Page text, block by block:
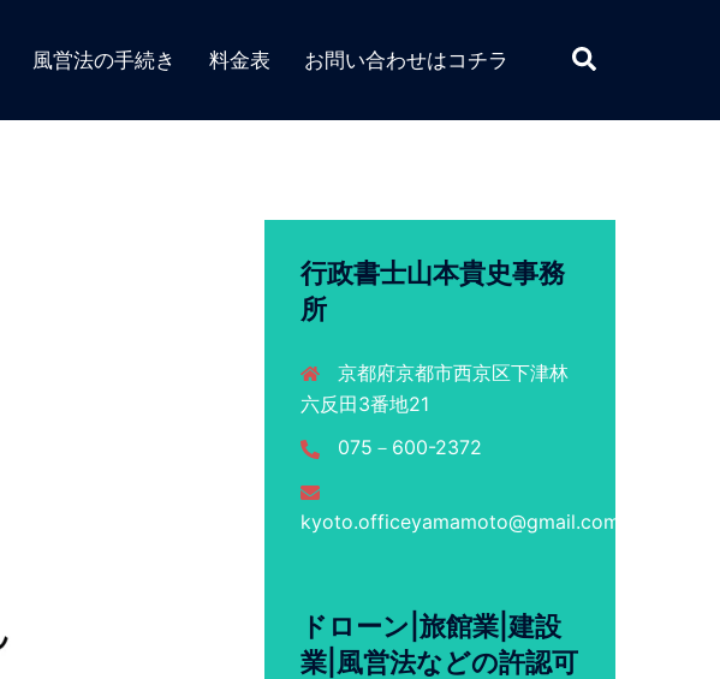
風営法の手続き 料金表 お問い合わせはコチラ
検
索
行政書士山本貴史事務
所
京都府京都市西京区下津林
六反田3番地21
075－600-2372
kyoto.officeyamamoto@gmail.com
ドローン|旅館業|建設
業|風営法などの許認可